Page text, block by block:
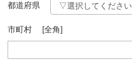
都道府県
市町村 [全角]